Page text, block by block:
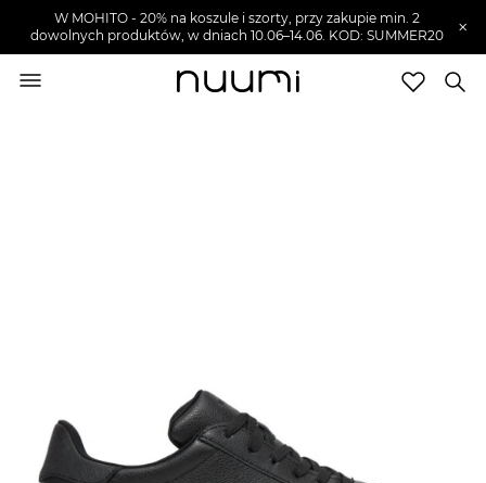
W MOHITO - 20% na koszule i szorty, przy zakupie min. 2
dowolnych produktów, w dniach 10.06–14.06. KOD: SUMMER20
×